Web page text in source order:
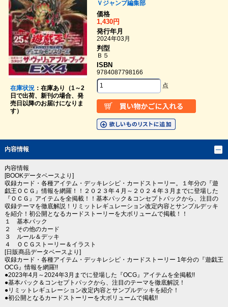
在庫状況：在庫あり（1～2
日で出荷、新刊の場合、発
売日以降のお届けになりま
す）
Ｖジャンプ編集部
価格
1,430円
発行年月
2024年03月
判型
Ｂ５
ISBN
9784087798166
点
内容情報
内容情報
[BOOKデータベースより]
収録カード・各種アイテム・デッキレシピ・カードストーリー。１年分の『遊
戯王ＯＣＧ』情報を網羅！！２０２３年４月～２０２４年３月までに登場した
『ＯＣＧ』アイテムを全掲載！！基本パック＆コンセプトパックから、注目の
収録テーマを徹底解説！リミットレギュレーション改定内容とサンプルデッキ
を紹介！初公開となるカードストーリーを大ボリュームで掲載！！
１ 基本パック
２ その他のカード
３ ルール＆デッキ
４ ＯＣＧストーリー＆イラスト
[日販商品データベースより]
収録カード・各種アイテム・デッキレシピ・カードストーリー 1年分の『遊戯王
OCG』情報を網羅!!
●2023年4月～2024年3月までに登場した『OCG』アイテムを全掲載!!
●基本パック＆コンセプトパックから、注目のテーマを徹底解説！
●リミットレギュレーション改定内容とサンプルデッキを紹介！
●初公開となるカードストーリーを大ボリュームで掲載!!